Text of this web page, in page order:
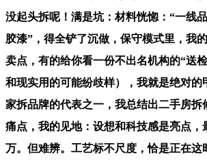
没起头拆呢！满是坑：材料恍惚：“一线
胶漆”，得全铲了沉做，保守模式里，我
卖点，有的给你看一份不出名机构的“送
和现实用的可能纷歧样），我就是绝对的
家拆品牌的代表之一，我总结出二手房拆
痛点，我的见地：设想和科技感是亮点，
万。但难辨。工艺标不尺度，恰是正在这